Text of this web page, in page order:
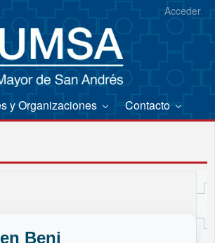
Acceder
y Organizaciones Contacto
Beni